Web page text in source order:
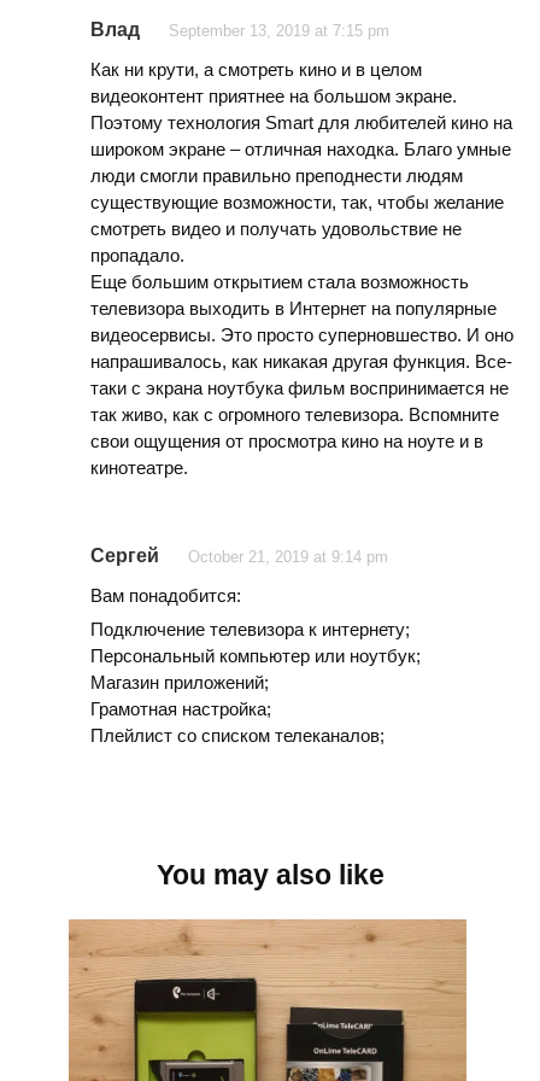
Влад September 13, 2019 at 7:15 pm
Как ни крути, а смотреть кино и в целом
видеоконтент приятнее на большом экране.
Поэтому технология Smart для любителей кино на
широком экране – отличная находка. Благо умные
люди смогли правильно преподнести людям
существующие возможности, так, чтобы желание
смотреть видео и получать удовольствие не
пропадало.
Еще большим открытием стала возможность
телевизора выходить в Интернет на популярные
видеосервисы. Это просто суперновшество. И оно
напрашивалось, как никакая другая функция. Все-
таки с экрана ноутбука фильм воспринимается не
так живо, как с огромного телевизора. Вспомните
свои ощущения от просмотра кино на ноуте и в
кинотеатре.
Сергей October 21, 2019 at 9:14 pm
Вам понадобится:
Подключение телевизора к интернету;
Персональный компьютер или ноутбук;
Магазин приложений;
Грамотная настройка;
Плейлист со списком телеканалов;
You may also like